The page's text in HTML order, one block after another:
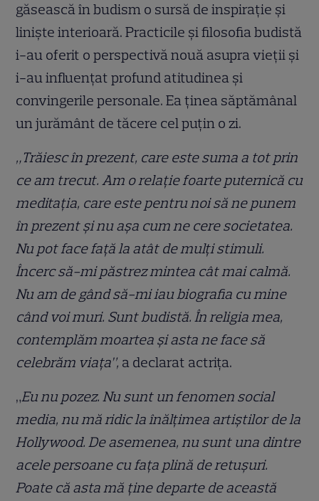
găsească în budism o sursă de inspirație și
liniște interioară. Practicile și filosofia budistă
i-au oferit o perspectivă nouă asupra vieții și
i-au influențat profund atitudinea și
convingerile personale. Ea ținea săptămânal
un jurământ de tăcere cel puțin o zi.
„Trăiesc în prezent, care este suma a tot prin
ce am trecut. Am o relație foarte puternică cu
meditația, care este pentru noi să ne punem
în prezent și nu așa cum ne cere societatea.
Nu pot face față la atât de mulți stimuli.
Încerc să-mi păstrez mintea cât mai calmă.
Nu am de gând să-mi iau biografia cu mine
când voi muri. Sunt budistă. În religia mea,
contemplăm moartea și asta ne face să
celebrăm viața”, a declarat actrița.
„Eu nu pozez. Nu sunt un fenomen social
media, nu mă ridic la înălțimea artiștilor de la
Hollywood. De asemenea, nu sunt una dintre
acele persoane cu fața plină de retușuri.
Poate că asta mă ține departe de această